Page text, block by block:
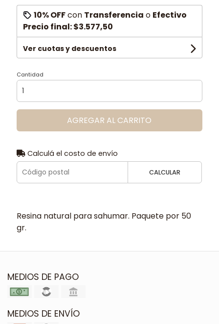
10% OFFcon Transferencia o Efectivo
Precio final:$3.577,50
Ver cuotas y descuentos
Cantidad
AGREGAR AL CARRITO
Calculá el costo de envío
CALCULAR
Resina natural para sahumar. Paquete por 50
gr.
MEDIOS DE PAGO
MEDIOS DE ENVÍO